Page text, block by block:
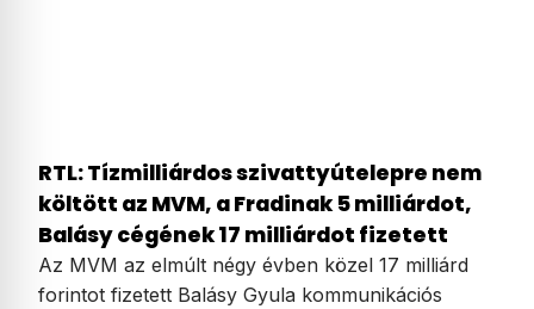
RTL: Tízmilliárdos szivattyútelepre nem
költött az MVM, a Fradinak 5 milliárdot,
Balásy cégének 17 milliárdot fizetett
Az MVM az elmúlt négy évben közel 17 milliárd
forintot fizetett Balásy Gyula kommunikációs